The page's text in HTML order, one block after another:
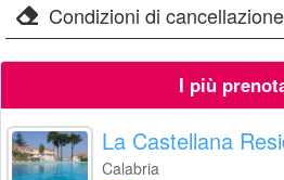
Condizioni di cancellazione
I più
La Castellana
Calabria